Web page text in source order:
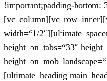
!important;padding-bottom:
width=“1/
height_on_tabs=“33″
[ultimate_heading